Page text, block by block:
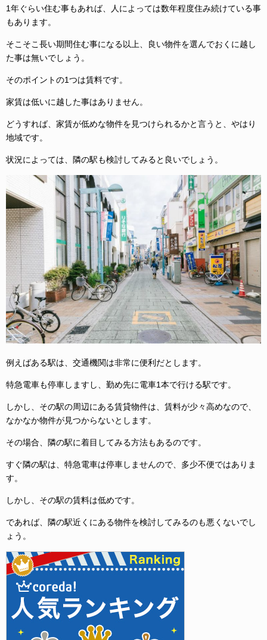
1年ぐらい住む事もあれば、人によっては数年程度住み続けている事
もあります。
そこそこ長い期間住む事になる以上、良い物件を選んでおくに越し
た事は無いでしょう。
そのポイントの1つは賃料です。
家賃は低いに越した事はありません。
どうすれば、家賃が低めな物件を見つけられるかと言うと、やはり
地域です。
状況によっては、隣の駅も検討してみると良いでしょう。
例えばある駅は、交通機関は非常に便利だとします。
特急電車も停車しますし、勤め先に電車1本で行ける駅です。
しかし、その駅の周辺にある賃貸物件は、賃料が少々高めなので、
なかなか物件が見つからないとします。
その場合、隣の駅に着目してみる方法もあるのです。
すぐ隣の駅は、特急電車は停車しませんので、多少不便ではありま
す。
しかし、その駅の賃料は低めです。
であれば、隣の駅近くにある物件を検討してみるのも悪くないでし
ょう。